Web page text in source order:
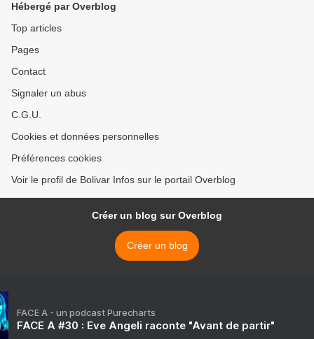
Hébergé par Overblog
Top articles
Pages
Contact
Signaler un abus
C.G.U.
Cookies et données personnelles
Préférences cookies
Voir le profil de Bolivar Infos sur le portail Overblog
Créer un blog sur Overblog
Créer un blog
FACE A - un podcast Purecharts
FACE A #30 : Eve Angeli raconte "Avant de partir"